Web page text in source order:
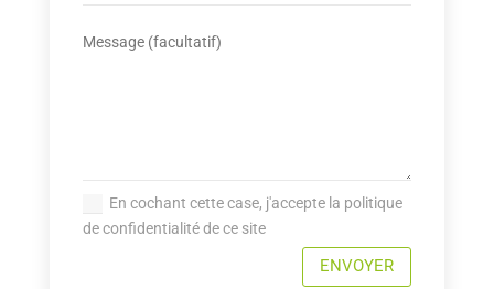
En cochant cette case, j'accepte la politique
de confidentialité de ce site
ENVOYER